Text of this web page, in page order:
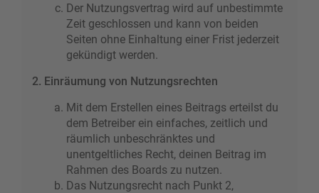
Der Nutzungsvertrag wird auf unbestimmte
Zeit geschlossen und kann von beiden
Seiten ohne Einhaltung einer Frist jederzeit
gekündigt werden.
2. Einräumung von Nutzungsrechten
Mit dem Erstellen eines Beitrags erteilst du
dem Betreiber ein einfaches, zeitlich und
räumlich unbeschränktes und
unentgeltliches Recht, deinen Beitrag im
Rahmen des Boards zu nutzen.
Das Nutzungsrecht nach Punkt 2,